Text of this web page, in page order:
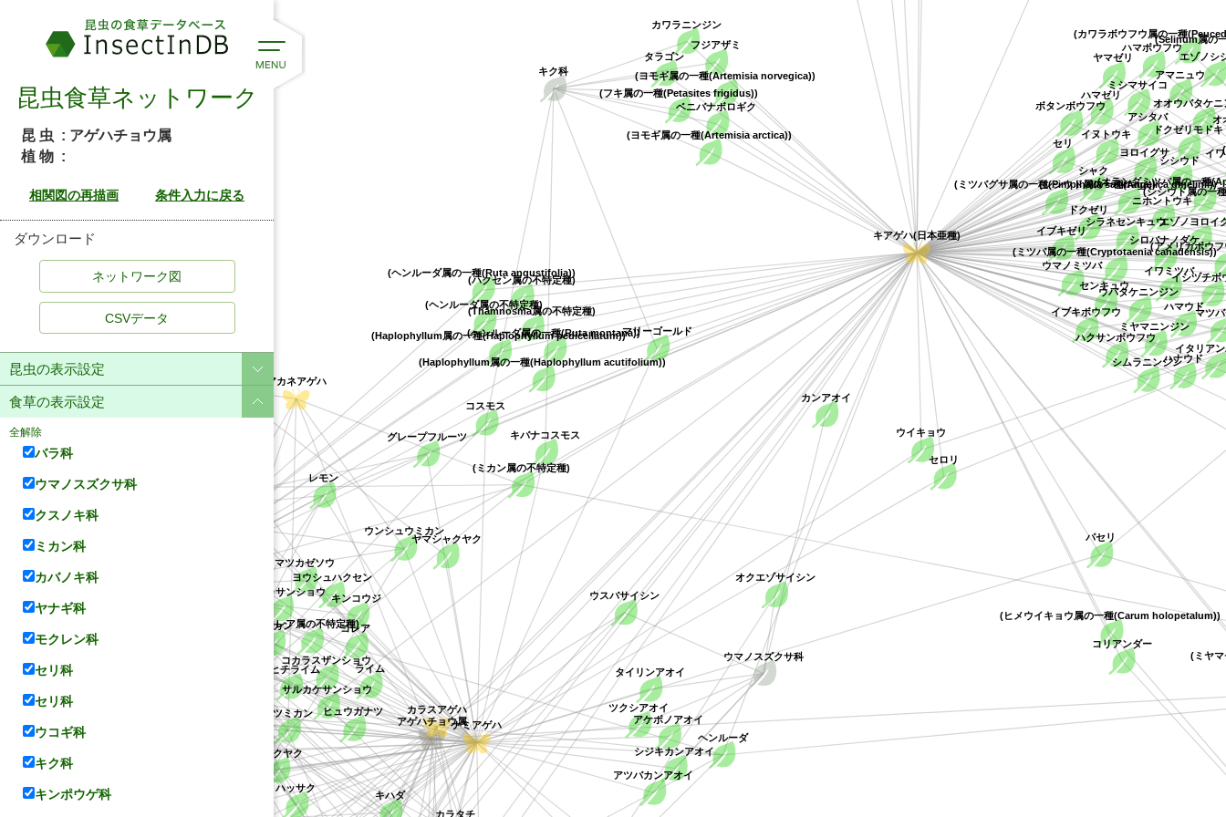
アゲハチョウ属
ウマノスズクサ科
ウスバサイシン
キハダ
ヘンルーダ
(ミカン属の不特定種)
イダイ
カラスアゲハ
レモン
ナツミカン
メワンピ
ハッサク
キンカン
ウンシュウミカン
コカラスザンショウ
オクエゾサイシン
キアゲハ(日本亜種)
(ミ
(ハクセン属の不特定種)
(アメリカボ
(ヘンルーダ属の不特定種)
(Thamnosma属の不特定種)
イワミツバ
ドクゼリモド
ニホントウキ
エゾノヨロ
ヨロイグサ
シロバナノダケ
アマニュウ
(シシウド属の一種(Angelica gmelinii))
イ
ハマウド
アシタバ
シラネセンキュウ
シシウド
イシヅチ
イヌトウキ
(シシウド属の
ウバタケニンジン
オオウバタケ
シャク
(オランダミツバ属の一
セロリ
(ヨモギ属の一種(Artemisia arctica))
タラゴン
(ヨモギ属の一種(Artemisia norvegica))
カンアオイ
ミシマサイコ
(ヒメウイキョウ属の一種(Carum
ドクゼリ
グレープフルーツ
ハマゼリ
センキュウ
エゾノ
コリアンダー
コスモス
ベニバナボロギク
(ミツバ属の一種(Cryptotaenia canadensis))
マ
ウイキョウ
ハマボウフウ
(Haplophyllum属の一種(Haplophyllum acutifolium))
(Haplophyllum属の一種(Haplophyllum pedicellatum))
ハナウド
イブキボウフウ
セリ
ミヤマニンジン
ヤマゼリ
(フキ属の一種(Petasites frigidus))
パセリ
イタリ
ボタンボウフウ
ハクサンボウフウ
(カワラボウフウ属の一種
(ミツバグサ属の一種(Pimpinella saxifraga))
シムラニンジン
(ヘンルーダ属の一種(Ruta angustifolia))
(ヘンルーダ属の一種(Ruta montana))
ウマノミツバ
(Selinum属
マリーゴールド
イブキゼリ
ナルトミカン
シャクヤク
ボタン
アカネアゲハ
(コレア属の不特定種)
ナミアゲハ
サルカケサンショウ
タイリンアオイ
シジキカンアオイ
ツクシアオイ
アケボノアオイ
アツバカンアオイ
マツカゼソウ
ライム
タヒチライム
キンコウジ
ヒュウガナツ
タンカン コレア
キバナコスモス
ヨウシュハクセン
ヤマシャクヤク
アサクラサンショウ
昆虫食草ネットワーク
昆 虫 : アゲハチョウ属
植 物 :
ダウンロード
CSVデータ
昆虫の表示設定
食草の表示設定
全解除
バラ科
ウマノスズクサ科
クスノキ科
ミカン科
カバノキ科
ヤナギ科
モクレン科
セリ科
セリ科
ウコギ科
キク科
キンポウゲ科